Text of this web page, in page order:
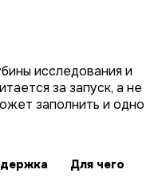
исследования и
за запуск, а не
заполнить и одно
Для чего